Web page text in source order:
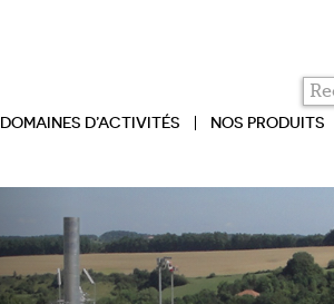
DOMAINES D’ACTIVITÉS NOS PRODUITS